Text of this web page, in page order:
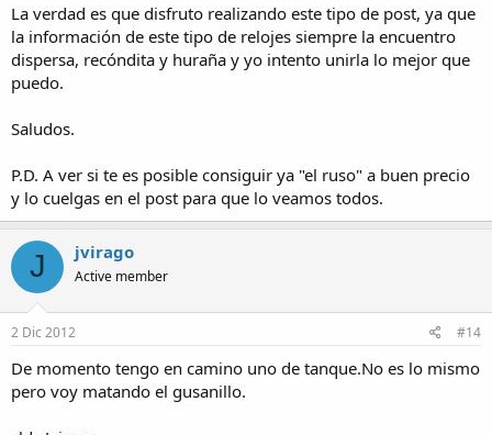
La verdad es que disfruto realizando este tipo de post, ya que
la información de este tipo de relojes siempre la encuentro
dispersa, recóndita y huraña y yo intento unirla lo mejor que
puedo.
Saludos.
P.D. A ver si te es posible consiguir ya "el ruso" a buen precio
y lo cuelgas en el post para que lo veamos todos.
J jvirago
Active member
2 Dic 2012 #14
De momento tengo en camino uno de tanque.No es lo mismo
pero voy matando el gusanillo.